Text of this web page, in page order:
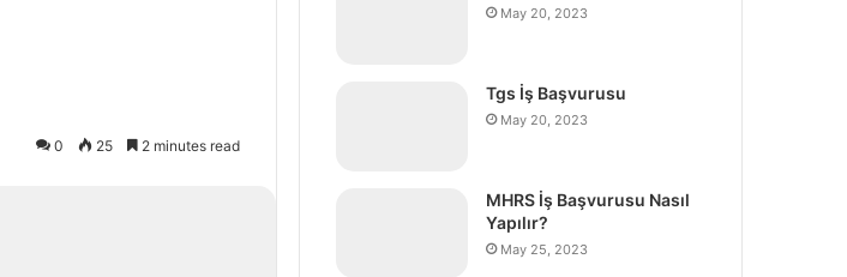
0 25 2 minutes read
May 20, 2023
Tgs İş Başvurusu
May 20, 2023
MHRS İş Başvurusu Nasıl
Yapılır?
May 25, 2023